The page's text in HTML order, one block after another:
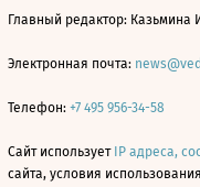
Главный редактор: Казьмина
Электронная почта:
Телефон: +7 495 956-34-58
Сайт использует IP адреса,
сайта, условия